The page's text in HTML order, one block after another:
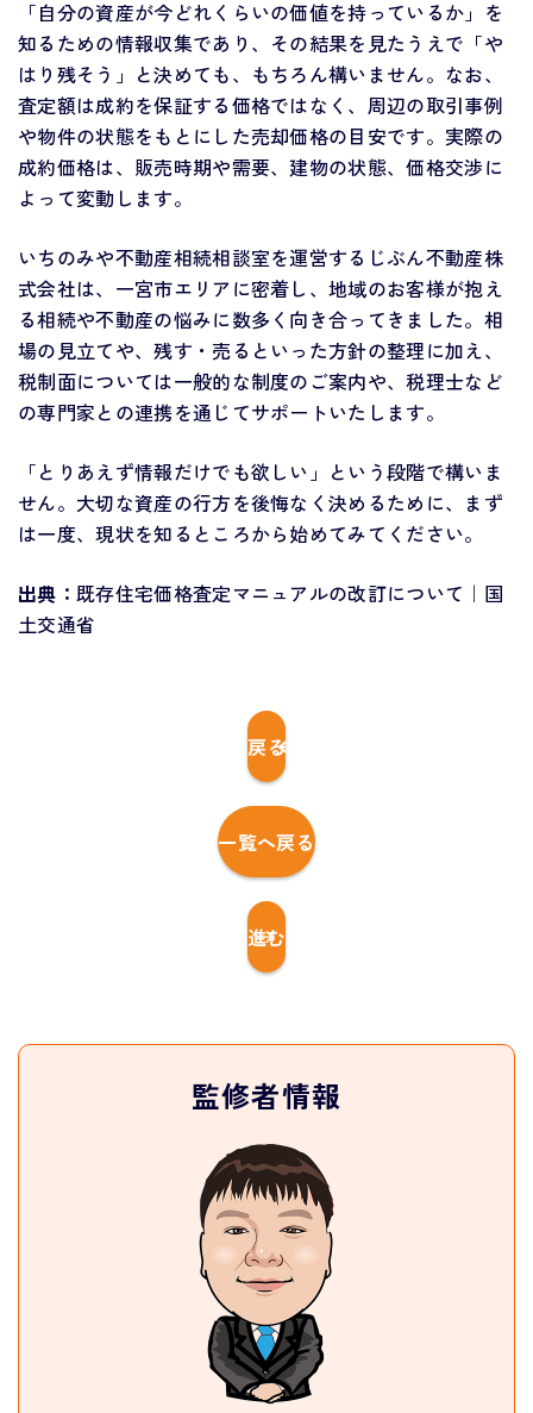
「自分の資産が今どれくらいの価値を持っているか」を
知るための情報収集であり、その結果を見たうえで「や
はり残そう」と決めても、もちろん構いません。なお、
査定額は成約を保証する価格ではなく、周辺の取引事例
や物件の状態をもとにした売却価格の目安です。実際の
成約価格は、販売時期や需要、建物の状態、価格交渉に
よって変動します。
いちのみや不動産相続相談室を運営するじぶん不動産株
式会社は、一宮市エリアに密着し、地域のお客様が抱え
る相続や不動産の悩みに数多く向き合ってきました。相
場の見立てや、残す・売るといった方針の整理に加え、
税制面については一般的な制度のご案内や、税理士など
の専門家との連携を通じてサポートいたします。
「とりあえず情報だけでも欲しい」という段階で構いま
せん。大切な資産の行方を後悔なく決めるために、まず
は一度、現状を知るところから始めてみてください。
出典： 既存住宅価格査定マニュアルの改訂について｜国
土交通省
戻る
一覧へ戻る
進む
監修者情報